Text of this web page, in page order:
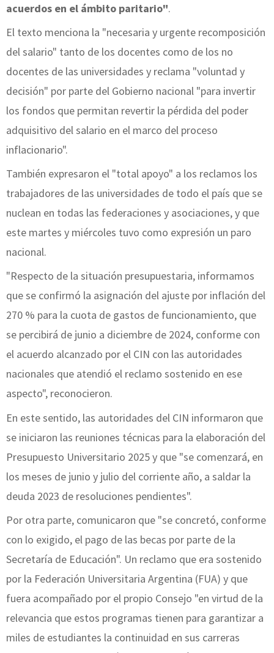
acuerdos en el ámbito paritario".
El texto menciona la "necesaria y urgente recomposición
del salario" tanto de los docentes como de los no
docentes de las universidades y reclama "voluntad y
decisión" por parte del Gobierno nacional "para invertir
los fondos que permitan revertir la pérdida del poder
adquisitivo del salario en el marco del proceso
inflacionario".
También expresaron el "total apoyo" a los reclamos los
trabajadores de las universidades de todo el país que se
nuclean en todas las federaciones y asociaciones, y que
este martes y miércoles tuvo como expresión un paro
nacional.
"Respecto de la situación presupuestaria, informamos
que se confirmó la asignación del ajuste por inflación del
270 % para la cuota de gastos de funcionamiento, que
se percibirá de junio a diciembre de 2024, conforme con
el acuerdo alcanzado por el CIN con las autoridades
nacionales que atendió el reclamo sostenido en ese
aspecto", reconocieron.
En este sentido, las autoridades del CIN informaron que
se iniciaron las reuniones técnicas para la elaboración del
Presupuesto Universitario 2025 y que "se comenzará, en
los meses de junio y julio del corriente año, a saldar la
deuda 2023 de resoluciones pendientes".
Por otra parte, comunicaron que "se concretó, conforme
con lo exigido, el pago de las becas por parte de la
Secretaría de Educación". Un reclamo que era sostenido
por la Federación Universitaria Argentina (FUA) y que
fuera acompañado por el propio Consejo "en virtud de la
relevancia que estos programas tienen para garantizar a
miles de estudiantes la continuidad en sus carreras